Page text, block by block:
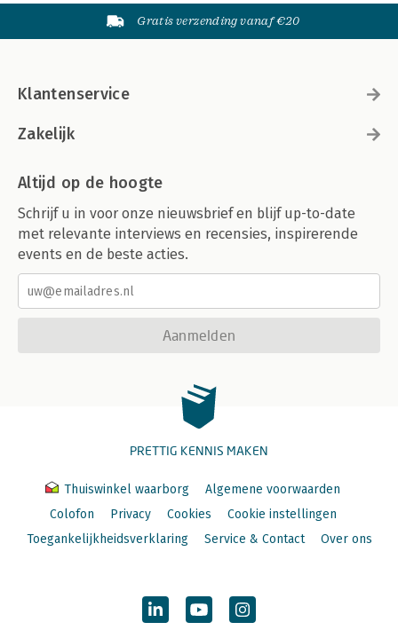
Gratis verzending vanaf €20
Klantenservice
Zakelijk
Altijd op de hoogte
Schrijf u in voor onze nieuwsbrief en blijf up-to-date
met relevante interviews en recensies, inspirerende
events en de beste acties.
Aanmelden
PRETTIG KENNIS MAKEN
Thuiswinkel waarborg
Algemene voorwaarden
Colofon
Privacy Cookies
Cookie instellingen
Toegankelijkheidsverklaring
Service & Contact Over ons